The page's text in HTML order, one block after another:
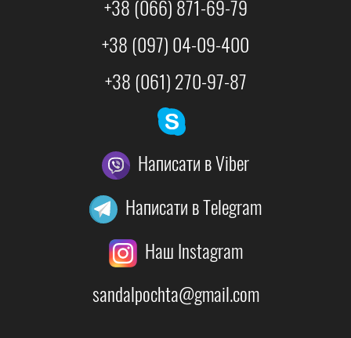
+38 (066) 871-69-79
+38 (097) 04-09-400
+38 (061) 270-97-87
Написати в Viber
Написати в Telegram
Наш Instagram
sandalpochta@gmail.com